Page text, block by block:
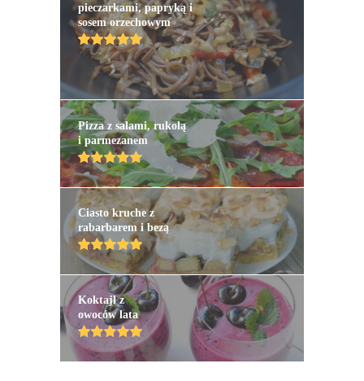
pieczarkami, papryką i
sosem orzechowym
Pizza z salami, rukolą
i parmezanem
Ciasto kruche z
rabarbarem i bezą
Koktajl z
owoców lata